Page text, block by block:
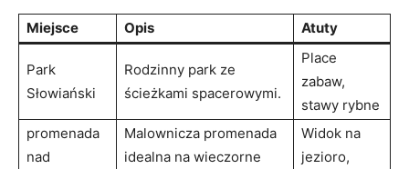
Miejsce Opis Atuty
Park‌
Słowiański
Rodzinny park⁣ ze
⁣ścieżkami spacerowymi.
Place
‌zabaw,
stawy rybne
promenada​
nad
Malownicza promenada
idealna na ⁢wieczorne
Widok‍ na
jezioro,